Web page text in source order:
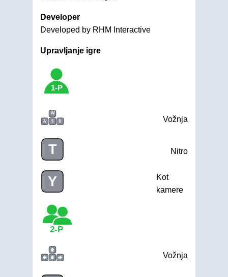
Developer
Developed by RHM Interactive
Upravljanje igre
1-P
W
A
S D Vožnja
T Nitro
Y
Kot
kamere
2-P
Vožnja